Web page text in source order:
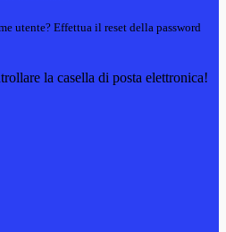
utente? Effettua il reset della password
la casella di posta elettronica!